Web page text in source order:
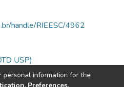
handle/RIEESC/4962
USP)
personal information for the